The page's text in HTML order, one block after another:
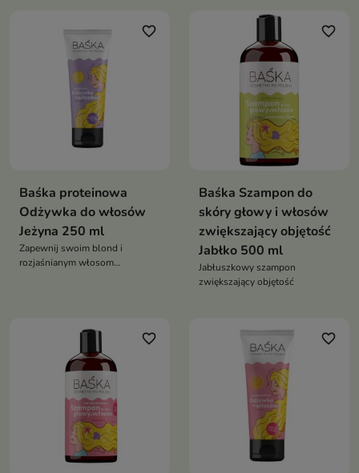
wysoką temperaturą
favorite_border
Baśka proteinowa
Odżywka do włosów
Jeżyna 250 ml
Zapewnij swoim blond i
rozjaśnianym włosom
favorite_border
Baśka Szampon do
skóry głowy i włosów
zwiększający objętość
Jabłko 500 ml
Jabłuszkowy szampon
zwiększający objętość
favorite_border favorite_border